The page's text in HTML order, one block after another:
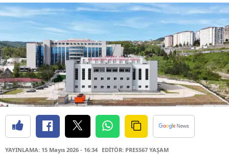
YAYINLAMA: 15 Mayıs 2026 - 16:34 EDİTÖR: PRESS67 YAŞAM